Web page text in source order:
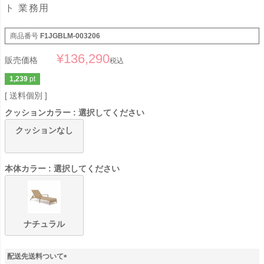
ト 業務用
商品番号 F1JGBLM-003206
販売価格 ¥136,290税込
1,239 pt
送料個別
クッションカラー
選択してください
クッションなし
本体カラー 選択してください
ナチュラル
配送先送料ついて